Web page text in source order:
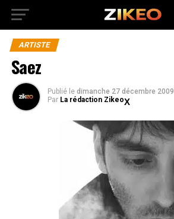
ARTISTE
Saez
Publié le dimanche 27 décembre 2009
Par La rédaction Zikeo